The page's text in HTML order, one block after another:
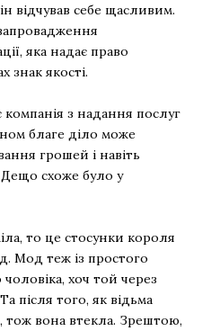
відчував себе щасливим.
яка надає право
знак якості.
компанія з надання послуг
благе діло може
грошей і навіть
Дещо схоже було у
то це стосунки короля
Мод теж із простого
хоч той через
після того, як відьма
тож вона втекла. Зрештою,